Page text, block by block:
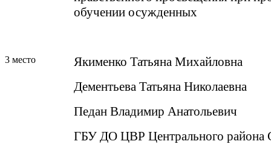
обучении осужденных
3 место
Якименко Татьяна Михайловна
Дементьева Татьяна Николаевна
Педан Владимир Анатольевич
ГБУ ДО ЦВР Центрального района